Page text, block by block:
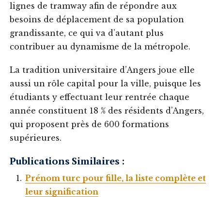
lignes de tramway afin de répondre aux
besoins de déplacement de sa population
grandissante, ce qui va d’autant plus
contribuer au dynamisme de la métropole.
La tradition universitaire d’Angers joue elle
aussi un rôle capital pour la ville, puisque les
étudiants y effectuant leur rentrée chaque
année constituent 18 % des résidents d’Angers,
qui proposent près de 600 formations
supérieures.
Publications Similaires :
Prénom turc pour fille, la liste complète et
leur signification